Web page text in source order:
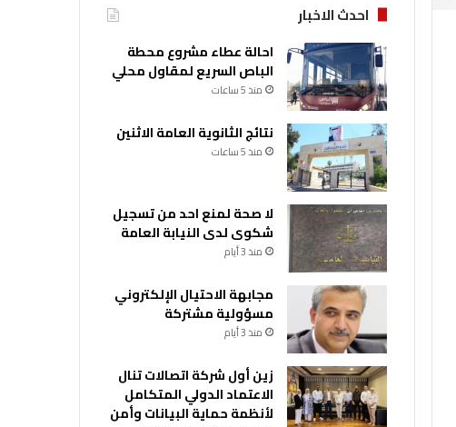
احدث الاخبار
احالة عطاء مشروع محطة
الباص السريع لمقاول محلي
منذ 5 ساعات
نتائج الثانوية العامة الاثنين
منذ 5 ساعات
لا صحة لمنع احد من تسجيل
شكوى لدى النيابة العامة
منذ 3 أيام
مجابهة الاحتيال الإلكتروني
مسؤولية مشتركة
منذ 3 أيام
زين أول شركة اتصالات تنال
الاعتماد الدولي المتكامل
لأنظمة حماية البيانات وأمن